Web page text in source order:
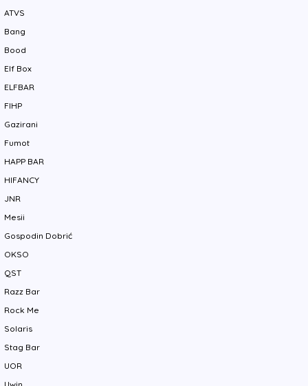
ATVS
Bang
Bood
Elf Box
ELFBAR
FIHP
Gazirani
Fumot
HAPP BAR
HIFANCY
JNR
Mesii
Gospodin Dobrić
OKSO
QST
Razz Bar
Rock Me
Solaris
Stag Bar
UOR